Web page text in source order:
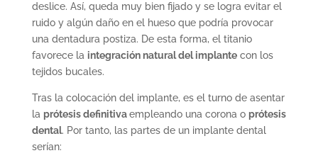
deslice. Así, queda muy bien fijado y se logra evitar el
ruido y algún daño en el hueso que podría provocar
una dentadura postiza. De esta forma, el titanio
favorece la integración natural del implantecon los
tejidos bucales.
Tras la colocación del implante, es el turno de asentar
la prótesis definitivaempleando una corona o prótesis
dental. Por tanto, las partes de un implante dental
serían: